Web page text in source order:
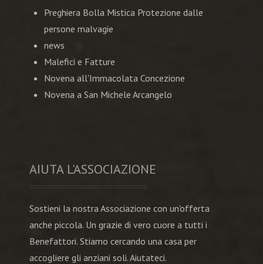
Preghiera Bolla Mistica Protezione dalle
persone malvagie
news
Malefici e Fatture
Novena all'Immacolata Concezione
Novena a San Michele Arcangelo
AIUTA L'ASSOCIAZIONE
Sostieni la nostra Associazione con un'offerta
anche piccola. Un grazie di vero cuore a tutti i
Benefattori. Stiamo cercando una casa per
accogliere gli anziani soli. Aiutateci.